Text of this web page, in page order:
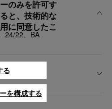
24/22、BA
のみを許可す
と、技術的な
に同意したこ
る
を構成する